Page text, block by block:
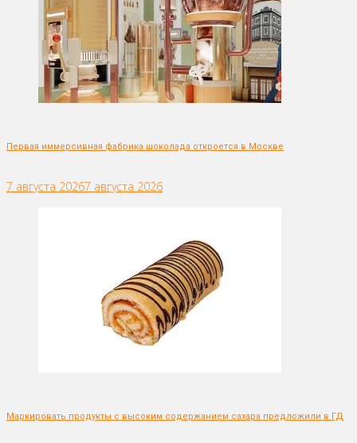
Первая иммерсивная фабрика шоколада откроется в Москве
7 августа 20267 августа 2026
Маркировать продукты с высоким содержанием сахара предложили в ГД